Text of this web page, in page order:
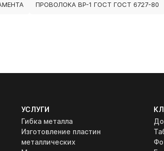
ПРОВОЛОКА ВР-1 ГОСТ ГОСТ 6727-80
УСЛУГИ
Гибка металла
Изготовление пластин
металлических